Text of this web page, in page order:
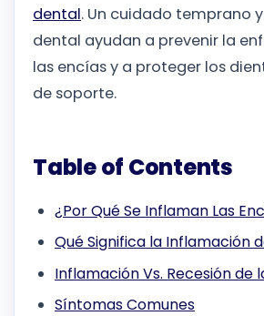
dental. Un cuidado temprano
dental ayudan a prevenir la
las encías y a proteger los
de soporte.
Table of Contents
¿Por Qué Se Inflaman Las
Qué Significa la Inflamación
Inflamación Vs. Recesión de
Síntomas Comunes